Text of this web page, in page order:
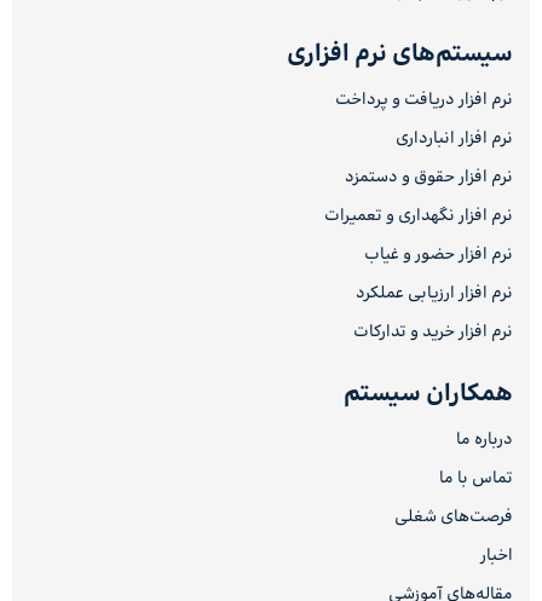
سیستم‌های نرم افزاری
نرم افزار دریافت و پرداخت
نرم افزار انبارداری
نرم افزار حقوق و دستمزد
نرم افزار نگهداری و تعمیرات
نرم افزار حضور و غیاب
نرم افزار ارزیابی عملکرد
نرم افزار خرید و تدارکات
همکاران سیستم
درباره ما
تماس با ما
فرصت‌های شغلی
اخبار
مقاله‌های آموزشی